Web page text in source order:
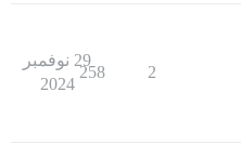
2
258
29 نوفمبر
2024